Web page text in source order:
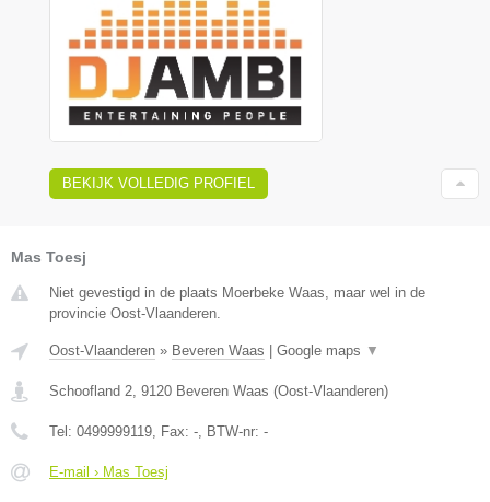
BEKIJK VOLLEDIG PROFIEL
Mas Toesj
Niet gevestigd in de plaats Moerbeke Waas, maar wel in de
provincie Oost-Vlaanderen.
Oost-Vlaanderen » Beveren Waas | Google maps ▼
Schoofland 2 9120 Beveren Waas (Oost-Vlaanderen)
Tel: 0499999119 , Fax: - , BTW-nr: -
E-mail › Mas Toesj